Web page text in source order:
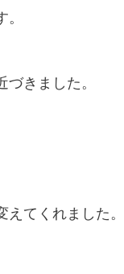
きました。
てくれました。